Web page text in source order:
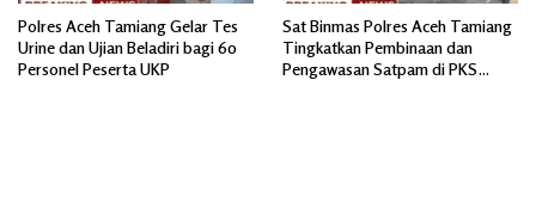
Polres Aceh Tamiang Gelar Tes
Urine dan Ujian Beladiri bagi 60
Personel Peserta UKP
Sat Binmas Polres Aceh Tamiang
Tingkatkan Pembinaan dan
Pengawasan Satpam di PKS